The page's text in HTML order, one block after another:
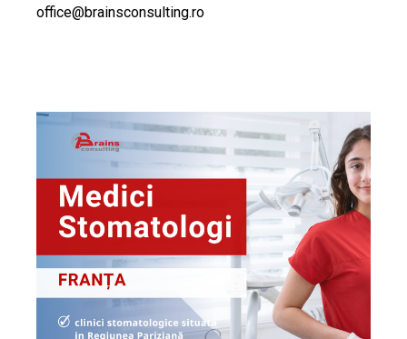
office@brainsconsulting.ro